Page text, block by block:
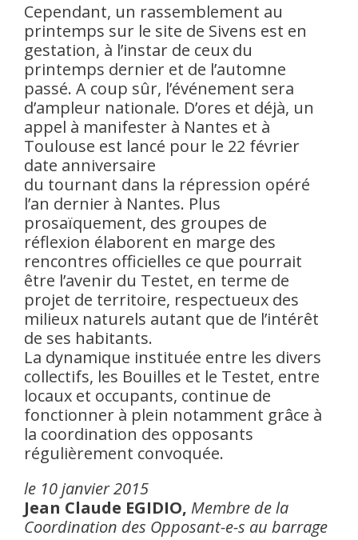
Cependant, un rassemblement au
printemps sur le site de Sivens est en
gestation, à l’instar de ceux du
printemps dernier et de l’automne
passé. A coup sûr, l’événement sera
d’ampleur nationale. D’ores et déjà, un
appel à manifester à Nantes et à
Toulouse est lancé pour le 22 février
date anniversaire
du tournant dans la répression opéré
l’an dernier à Nantes. Plus
prosaïquement, des groupes de
réflexion élaborent en marge des
rencontres officielles ce que pourrait
être l’avenir du Testet, en terme de
projet de territoire, respectueux des
milieux naturels autant que de l’intérêt
de ses habitants.
La dynamique instituée entre les divers
collectifs, les Bouilles et le Testet, entre
locaux et occupants, continue de
fonctionner à plein notamment grâce à
la coordination des opposants
régulièrement convoquée.
le 10 janvier 2015
Jean Claude EGIDIO, Membre de la
Coordination des Opposant-e-s au barrage